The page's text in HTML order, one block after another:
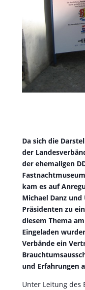
Da sich die
der
der ehemaligen
kam es auf
Michael Danz
Präsidenten zu
diesem Thema
Eingeladen
Verbände ein
und Erfahrungen
Unter Leitung des